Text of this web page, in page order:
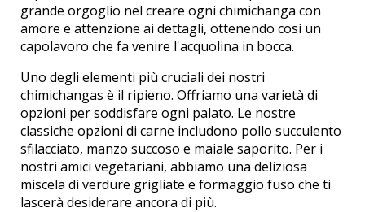
grande orgoglio nel creare ogni chimichanga con
amore e attenzione ai dettagli, ottenendo così un
capolavoro che fa venire l'acquolina in bocca.
Uno degli elementi più cruciali dei nostri
chimichangas è il ripieno. Offriamo una varietà di
opzioni per soddisfare ogni palato. Le nostre
classiche opzioni di carne includono pollo succulento
sfilacciato, manzo succoso e maiale saporito. Per i
nostri amici vegetariani, abbiamo una deliziosa
miscela di verdure grigliate e formaggio fuso che ti
lascerà desiderare ancora di più.